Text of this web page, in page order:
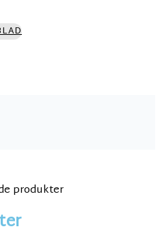
produkter